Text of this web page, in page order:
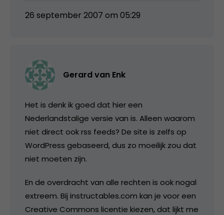
26 september 2007 om 05:29
Gerard van Enk
Het is denk ik goed dat hier een
Nederlandstalige versie van is. Alleen waarom
niet direct ook rss feeds? De site is zelfs op
WordPress gebaseerd, dus zo moeilijk zou dat
niet moeten zijn.
En de overdracht van alle rechten is ook nogal
extreem. Bij instructables.com kan je voor een
Creative Commons licentie kiezen, dat lijkt me